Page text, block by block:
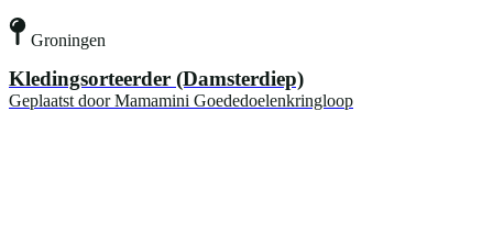
Groningen
Kledingsorteerder (Damsterdiep)
Geplaatst door Mamamini Goededoelenkringloop